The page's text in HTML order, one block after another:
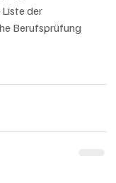
Liste der
Berufsprüfung